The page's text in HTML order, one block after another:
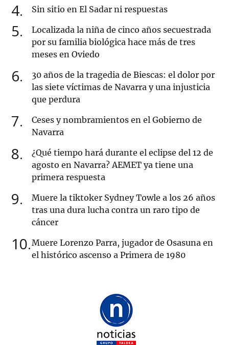
4 Sin sitio en El Sadar ni respuestas
5
Localizada la niña de cinco años secuestrada
por su familia biológica hace más de tres
meses en Oviedo
6
30 años de la tragedia de Biescas: el dolor por
las siete víctimas de Navarra y una injusticia
que perdura
7
Ceses y nombramientos en el Gobierno de
Navarra
8
¿Qué tiempo hará durante el eclipse del 12 de
agosto en Navarra? AEMET ya tiene una
primera respuesta
9
Muere la tiktoker Sydney Towle a los 26 años
tras una dura lucha contra un raro tipo de
cáncer
10 Muere Lorenzo Parra, jugador de Osasuna en
el histórico ascenso a Primera de 1980